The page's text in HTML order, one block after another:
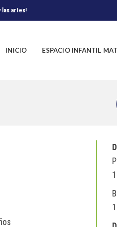
las artes!
INICIO ESPACIO INFANTIL